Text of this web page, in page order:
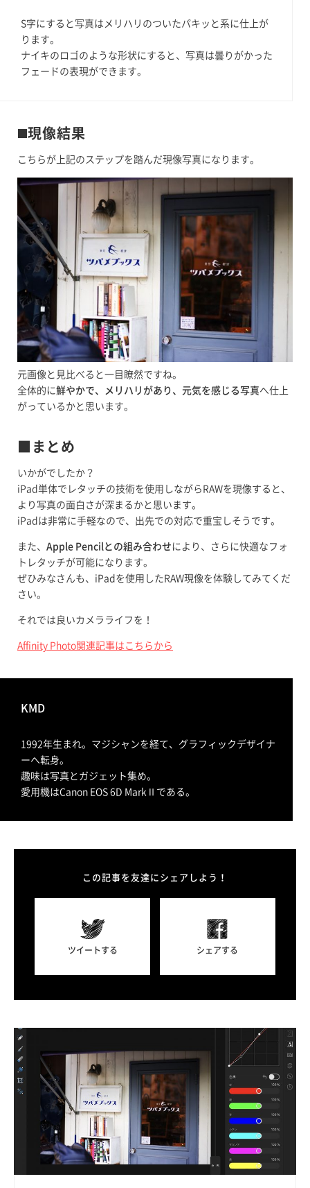
S字にすると写真はメリハリのついたパキッと系に仕上が
ります。
ナイキのロゴのような形状にすると、写真は曇りがかった
フェードの表現ができます。
◼️現像結果
こちらが上記のステップを踏んだ現像写真になります。
元画像と見比べると一目瞭然ですね。
全体的に鮮やかで、メリハリがあり、元気を感じる写真へ仕上
がっているかと思います。
■まとめ
いかがでしたか？
iPad単体でレタッチの技術を使用しながらRAWを現像すると、
より写真の面白さが深まるかと思います。
iPadは非常に手軽なので、出先での対応で重宝しそうです。
また、 Apple Pencilとの組み合わせにより、さらに快適なフォ
トレタッチが可能になります。
ぜひみなさんも、iPadを使用したRAW現像を体験してみてくだ
さい。
それでは良いカメラライフを！
Affinity Photo関連記事はこちらから
KMD
1992年生まれ。マジシャンを経て、グラフィックデザイナ
ーへ転身。
趣味は写真とガジェット集め。
愛用機はCanon EOS 6D MarkⅡである。
この記事を友達にシェアしよう！
ツイートする シェアする